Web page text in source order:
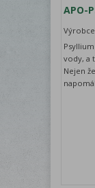
APO-
vody, a
Nejen